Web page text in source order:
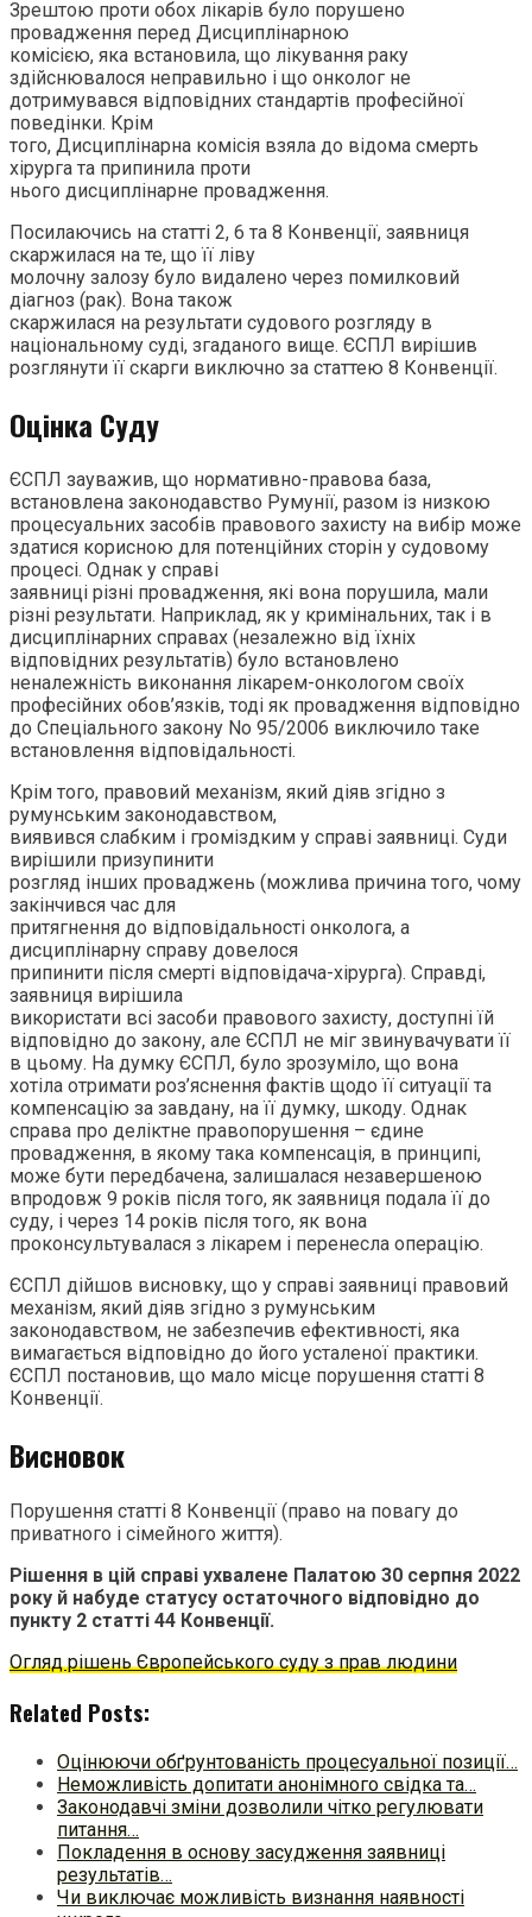
Зрештою проти обох лікарів було порушено
провадження перед Дисциплінарною
комісією, яка встановила, що лікування раку
здійснювалося неправильно і що онколог не
дотримувався відповідних стандартів професійної
поведінки. Крім
того, Дисциплінарна комісія взяла до відома смерть
хірурга та припинила проти
нього дисциплінарне провадження.
Посилаючись на статті 2, 6 та 8 Конвенції, заявниця
скаржилася на те, що її ліву
молочну залозу було видалено через помилковий
діагноз (рак). Вона також
скаржилася на результати судового розгляду в
національному суді, згаданого вище. ЄСПЛ вирішив
розглянути її скарги виключно за статтею 8 Конвенції.
Оцінка Суду
ЄСПЛ зауважив, що нормативно-правова база,
встановлена законодавство Румунії, разом із низкою
процесуальних засобів правового захисту на вибір може
здатися корисною для потенційних сторін у судовому
процесі. Однак у справі
заявниці різні провадження, які вона порушила, мали
різні результати. Наприклад, як у кримінальних, так і в
дисциплінарних справах (незалежно від їхніх
відповідних результатів) було встановлено
неналежність виконання лікарем-онкологом своїх
професійних обов’язків, тоді як провадження відповідно
до Спеціального закону No 95/2006 виключило таке
встановлення відповідальності.
Крім того, правовий механізм, який діяв згідно з
румунським законодавством,
виявився слабким і громіздким у справі заявниці. Суди
вирішили призупинити
розгляд інших проваджень (можлива причина того, чому
закінчився час для
притягнення до відповідальності онколога, а
дисциплінарну справу довелося
припинити після смерті відповідача-хірурга). Справді,
заявниця вирішила
використати всі засоби правового захисту, доступні їй
відповідно до закону, але ЄСПЛ не міг звинувачувати її
в цьому. На думку ЄСПЛ, було зрозуміло, що вона
хотіла отримати роз’яснення фактів щодо її ситуації та
компенсацію за завдану, на її думку, шкоду. Однак
справа про деліктне правопорушення – єдине
провадження, в якому така компенсація, в принципі,
може бути передбачена, залишалася незавершеною
впродовж 9 років після того, як заявниця подала її до
суду, і через 14 років після того, як вона
проконсультувалася з лікарем і перенесла операцію.
ЄСПЛ дійшов висновку, що у справі заявниці правовий
механізм, який діяв згідно з румунським
законодавством, не забезпечив ефективності, яка
вимагається відповідно до його усталеної практики.
ЄСПЛ постановив, що мало місце порушення статті 8
Конвенції.
Висновок
Порушення статті 8 Конвенції (право на повагу до
приватного і сімейного життя).
Рішення в цій справі ухвалене Палатою 30 серпня 2022
року й набуде статусу остаточного відповідно до
пункту 2 статті 44 Конвенції.
Огляд рішень Європейського суду з прав людини
Related Posts:
Оцінюючи обґрунтованість процесуальної позиції…
Неможливість допитати анонімного свідка та…
Законодавчі зміни дозволили чітко регулювати
питання…
Покладення в основу засудження заявниці
результатів…
Чи виключає можливість визнання наявності